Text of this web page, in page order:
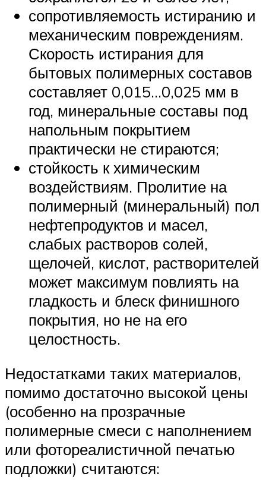
сопротивляемость истиранию и
механическим повреждениям.
Скорость истирания для
бытовых полимерных составов
составляет 0,015…0,025 мм в
год, минеральные составы под
напольным покрытием
практически не стираются;
стойкость к химическим
воздействиям. Пролитие на
полимерный (минеральный) пол
нефтепродуктов и масел,
слабых растворов солей,
щелочей, кислот, растворителей
может максимум повлиять на
гладкость и блеск финишного
покрытия, но не на его
целостность.
Недостатками таких материалов,
помимо достаточно высокой цены
(особенно на прозрачные
полимерные смеси с наполнением
или фотореалистичной печатью
подложки) считаются: